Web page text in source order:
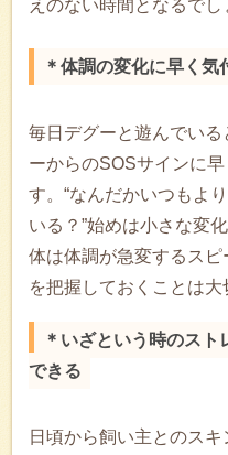
えのない時間となるでし
＊体調の変化に早く気
毎日デグーと遊んでい
ーからのSOSサインに
す。“なんだかいつもよ
いる？”始めは小さな変
体は体調が急変するス
を把握しておくことは大
＊いざという時のス
できる
日頃から飼い主とのス